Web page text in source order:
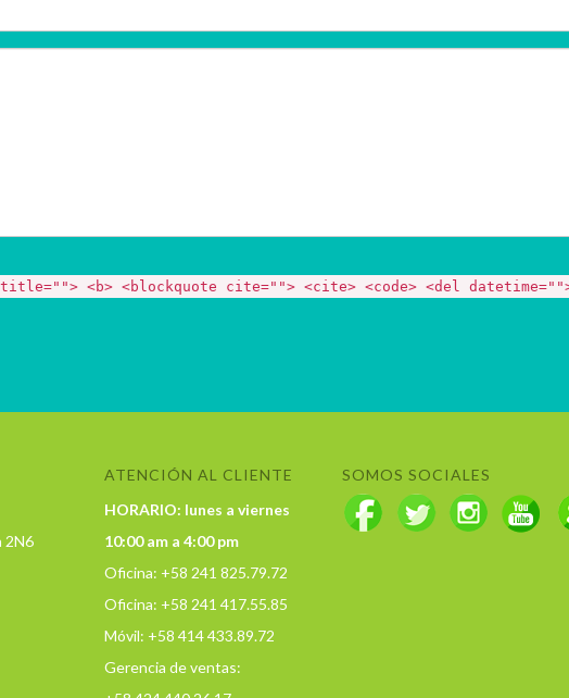
<b> <blockquote cite=""> <cite> <code> <del
2N6
ATENCIÓN AL CLIENTE
HORARIO: lunes a viernes
10:00 am a 4:00 pm
Oficina: +58 241 825.79.72
Oficina: +58 241 417.55.85
Móvil: +58 414 433.89.72
Gerencia de ventas:
SOMOS SOCIALES